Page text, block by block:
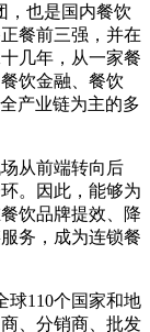
也是国内餐饮
餐前三强，并在
几年，从一家餐
饮金融、餐饮
产业链为主的多
从前端转向后
。因此，能够为
饮品牌提效、降
务，成为连锁餐
110个国家和地
、分销商、批发